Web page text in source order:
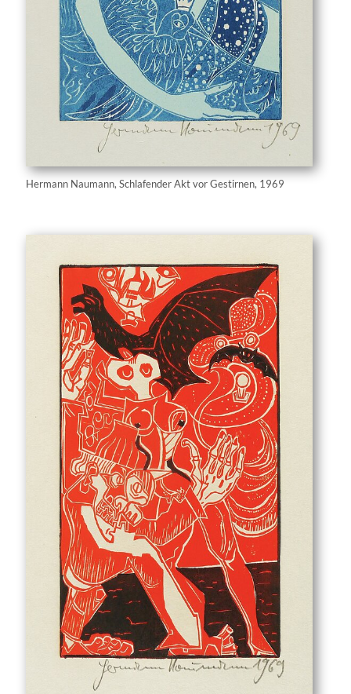
Hermann Naumann, Schlafender Akt vor Gestirnen, 1969